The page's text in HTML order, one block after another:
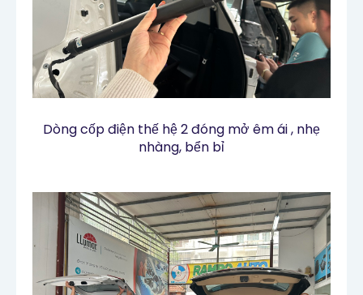
Dòng cốp điện thế hệ 2 đóng mở êm ái , nhẹ
nhàng, bển bỉ